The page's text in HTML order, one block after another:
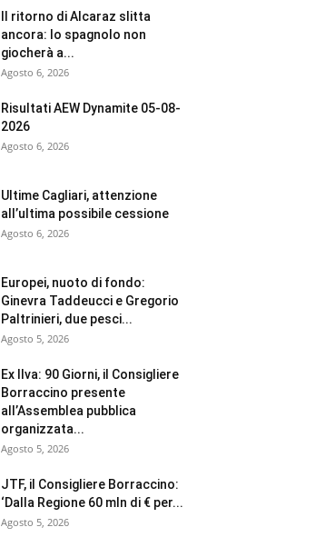
Il ritorno di Alcaraz slitta
ancora: lo spagnolo non
giocherà a...
Agosto 6, 2026
Risultati AEW Dynamite 05-08-
2026
Agosto 6, 2026
Ultime Cagliari, attenzione
all’ultima possibile cessione
Agosto 6, 2026
Europei, nuoto di fondo:
Ginevra Taddeucci e Gregorio
Paltrinieri, due pesci...
Agosto 5, 2026
Ex Ilva: 90 Giorni, il Consigliere
Borraccino presente
all’Assemblea pubblica
organizzata...
Agosto 5, 2026
JTF, il Consigliere Borraccino:
‘Dalla Regione 60 mln di € per...
Agosto 5, 2026